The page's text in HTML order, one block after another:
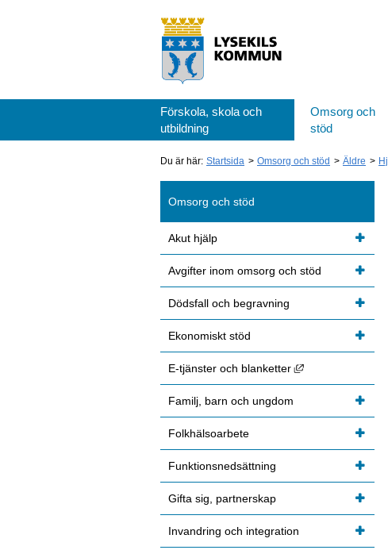
Förskola, skola och
utbildning
Omsorg och
stöd
Du är här: Startsida Omsorg och stöd Äldre
Omsorg och stöd
Akut hjälp
Avgifter inom omsorg och stöd
Dödsfall och begravning
Ekonomiskt stöd
E-tjänster och blanketter Länk till annan
Familj, barn och ungdom
Folkhälsoarbete
Funktionsnedsättning
Gifta sig, partnerskap
Invandring och integration